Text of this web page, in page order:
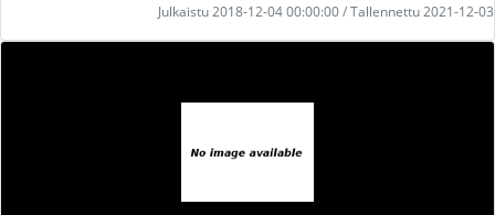
Julkaistu 2018-12-04 00:00:00 / Tallennettu 2021-12-03